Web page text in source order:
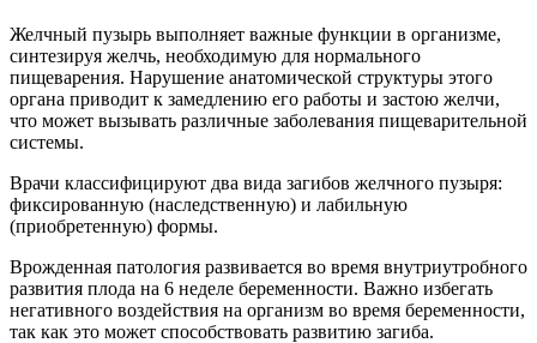
Желчный пузырь выполняет важные функции в организме,
синтезируя желчь, необходимую для нормального
пищеварения. Нарушение анатомической структуры этого
органа приводит к замедлению его работы и застою желчи,
что может вызывать различные заболевания пищеварительной
системы.
Врачи классифицируют два вида загибов желчного пузыря:
фиксированную (наследственную) и лабильную
(приобретенную) формы.
Врожденная патология развивается во время внутриутробного
развития плода на 6 неделе беременности. Важно избегать
негативного воздействия на организм во время беременности,
так как это может способствовать развитию загиба.